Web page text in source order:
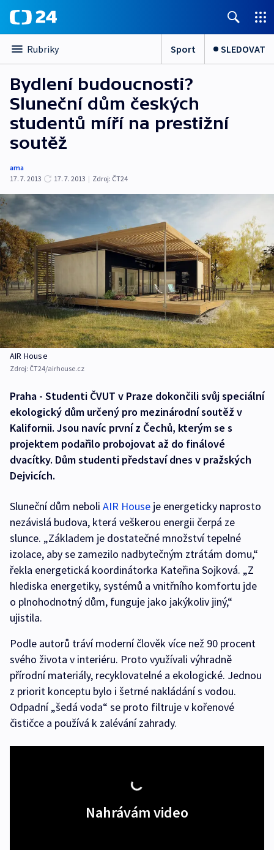
Rubriky Sport SLEDOVAT
Bydlení budoucnosti?
Sluneční dům českých
studentů míří na prestižní
soutěž
ama
17. 7. 2013
17. 7. 2013 | Zdroj: ČT24
AIR House
Zdroj: ČT24/airhouse.cz
Praha - Studenti ČVUT v Praze dokončili svůj speciální
ekologický dům určený pro mezinárodní soutěž v
Kalifornii. Jsou navíc první z Čechů, kterým se s
projektem podařilo probojovat až do finálové
dvacítky. Dům studenti představí dnes v pražských
Dejvicích.
Sluneční dům neboli AIR House je energeticky naprosto
nezávislá budova, která veškerou energii čerpá ze
slunce. „Základem je dostatečné množství tepelné
izolace, aby se zamezilo nadbytečným ztrátám domu,“
řekla energetická koordinátorka Kateřina Sojková. „Z
hlediska energetiky, systémů a vnitřního komfortu jde
o plnohodnotný dům, funguje jako jakýkoliv jiný,“
ujistila.
Podle autorů tráví moderní člověk více než 90 procent
svého života v interiéru. Proto využívali výhradně
přírodní materiály, recyklovatelné a ekologické. Jednou
z priorit konceptu bylo i šetrné nakládání s vodou.
Odpadní „šedá voda“ se proto filtruje v kořenové
čističce a používá k zalévání zahrady.
Nahrávám video